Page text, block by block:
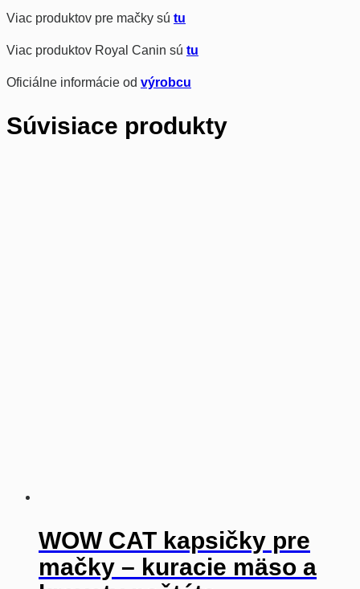
Viac produktov pre mačky sú tu
Viac produktov Royal Canin sú tu
Oficiálne informácie od výrobcu
Súvisiace produkty
WOW CAT kapsičky pre
mačky – kuracie mäso a